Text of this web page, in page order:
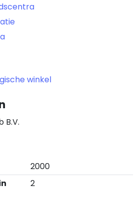
winkel
B.V.
2000
2